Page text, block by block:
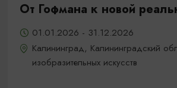
От Гофмана к новой
01.01.2026 - 31.12.2026
Калининград, Калининградский
изобразительных искусств